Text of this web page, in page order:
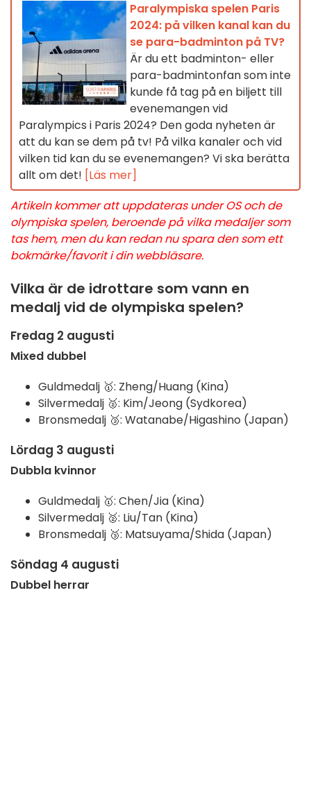
Paralympiska spelen Paris
2024: på vilken kanal kan du
se para-badminton på TV?
Är du ett badminton- eller
para-badmintonfan som inte
kunde få tag på en biljett till
evenemangen vid
Paralympics i Paris 2024? Den goda nyheten är
att du kan se dem på tv! På vilka kanaler och vid
vilken tid kan du se evenemangen? Vi ska berätta
allt om det! [Läs mer]
Artikeln kommer att uppdateras under OS och de
olympiska spelen, beroende på vilka medaljer som
tas hem, men du kan redan nu spara den som ett
bokmärke/favorit i din webbläsare.
Vilka är de idrottare som vann en
medalj vid de olympiska spelen?
Fredag 2 augusti
Mixed dubbel
Guldmedalj 🥇: Zheng/Huang (Kina)
Silvermedalj 🥈: Kim/Jeong (Sydkorea)
Bronsmedalj 🥉: Watanabe/Higashino (Japan)
Lördag 3 augusti
Dubbla kvinnor
Guldmedalj 🥇: Chen/Jia (Kina)
Silvermedalj 🥈: Liu/Tan (Kina)
Bronsmedalj 🥉: Matsuyama/Shida (Japan)
Söndag 4 augusti
Dubbel herrar